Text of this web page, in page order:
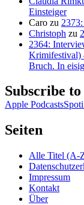
Einsteiger
Caro zu
Christoph zu
2364:
Krimifestival)
Bruch. In
Subscribe
Apple Podcasts
Seiten
Alle Titel (A-
Impressum
Kontakt
Über